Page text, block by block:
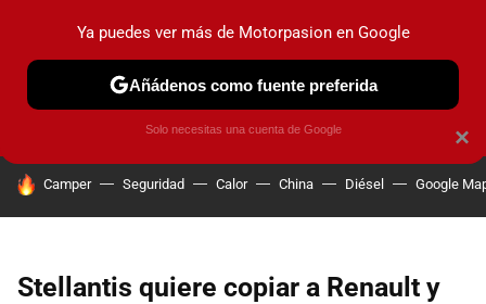
PRUEBAS COCHES ELÉCTRICOS OBSERVATORIO
HOY SE HABLA DE
Camper Seguridad Calor China Diésel Google
Stellantis quiere copiar a Renault y
×
Ya puedes ver más de Motorpasion en Google
Añádenos como fuente preferida
Solo necesitas una cuenta de Google